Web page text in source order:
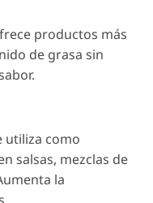
productos más
de grasa sin
utiliza como
salsas, mezclas de
la